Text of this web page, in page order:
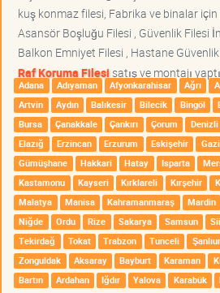
kuş konmaz filesi, Fabrika ve binalar için
Asansör Boşluğu Filesi , Güvenlik Filesi
Balkon Emniyet Filesi , Hastane
Raf Koruma Filesisatış ve montajı
Adana Adıyaman Afyonkarahisar Ağrı
Artvin
Aydın Balıkesir Bilecik Bingöl
Bursa
Çanakkale Çankırı Çorum Denizli
Elazığ
Erzincan Erzurum Eskişehir
Gümüşhane
Hakkari Hatay Isparta
Kastamonu
Kayseri Kırklareli Kırşehir
Malatya
Manisa Kahramanmaraş Mardin
Niğde
Ordu Rize Sakarya Samsun
Tekirdağ
Tokat Trabzon Tunceli
Zonguldak
Aksaray Bayburt Karaman
Bartın
Ardahan Iğdır Yalova Karabük